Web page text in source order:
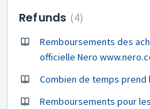
Refunds 4
Remboursements des
officielle Nero
Combien de temps
Remboursements pour